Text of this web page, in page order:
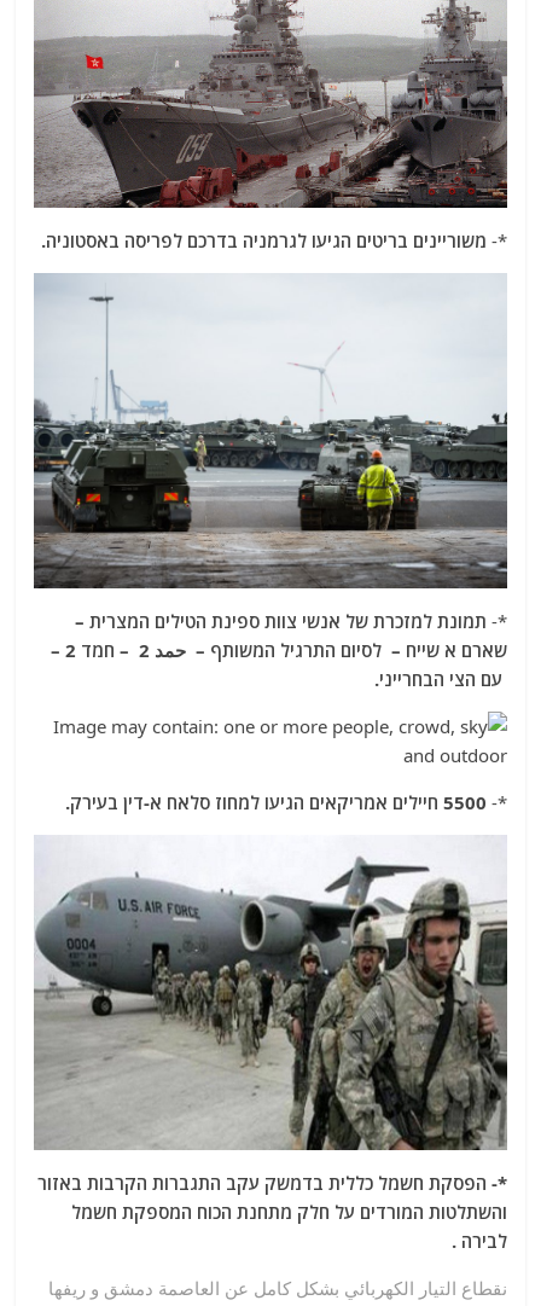
*- משוריינים בריטים הגיעו לגרמניה בדרכם לפריסה באסטוניה.
*- תמונת למזכרת של אנשי צוות ספינת הטילים המצרית –
שארם א שייח – לסיום התרגיל המשותף – حمد 2 – חמד 2 –
עם הצי הבחרייני.
*- 5500 חיילים אמריקאים הגיעו למחוז סלאח א-דין בעירק.
*- הפסקת חשמל כללית בדמשק עקב התגברות הקרבות באזור
והשתלטות המורדים על חלק מתחנת הכוח המספקת חשמל
לבירה .
نقطاع التيار الكهربائي بشكل كامل عن العاصمة دمشق و ريفها